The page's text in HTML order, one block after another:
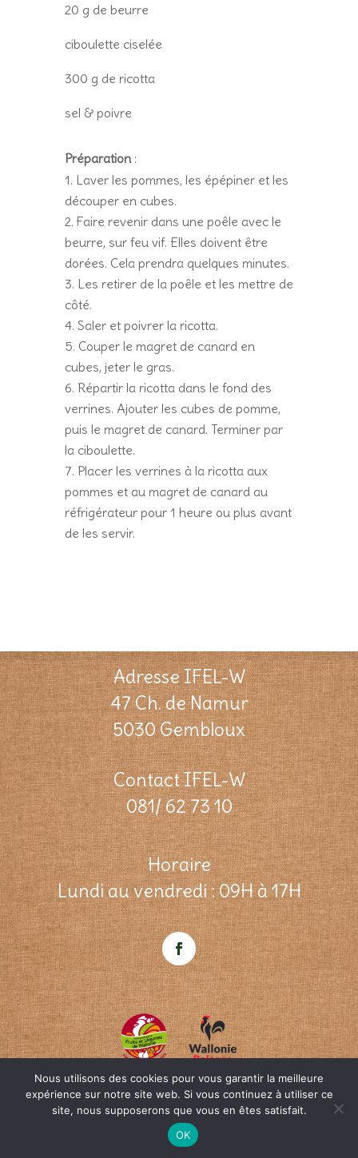
20 g de beurre
ciboulette ciselée
300 g de ricotta
sel & poivre
Préparation:
Laver les pommes, les épépiner et les
découper en cubes.
Faire revenir dans une poêle avec le
beurre, sur feu vif. Elles doivent être
dorées. Cela prendra quelques minutes.
Les retirer de la poêle et les mettre de
côté.
Saler et poivrer la ricotta.
Couper le magret de canard en
cubes, jeter le gras.
Répartir la ricotta dans le fond des
verrines. Ajouter les cubes de pomme,
puis le magret de canard. Terminer par
la ciboulette.
Placer les verrines à la ricotta aux
pommes et au magret de canard au
réfrigérateur pour 1 heure ou plus avant
de les servir.
Adresse IFEL-W
47 Ch. de Namur
5030 Gembloux
Contact IFEL-W
081/ 62 73 10
Horaire
Lundi au vendredi : 09H à 17H
© ifel-w.be Une créationOpenWeb&Agence
Qui sommes-nous?
Nous utilisons des cookies pour vous garantir la meilleure
expérience sur notre site web. Si vous continuez à utiliser ce
site, nous supposerons que vous en êtes satisfait.
OK